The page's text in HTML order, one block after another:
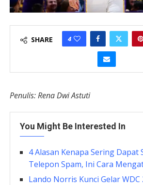
SHARE 4
Penulis: Rena Dwi Astuti
You Might Be Interested In
4 Alasan Kenapa Sering Dapat
Telepon Spam, Ini Cara
Lando Norris Kunci Gelar WDC